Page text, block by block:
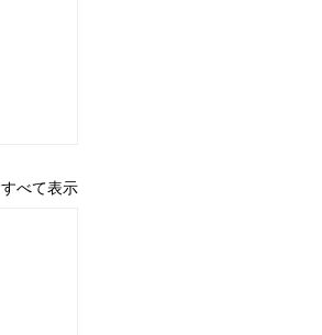
すべて表示